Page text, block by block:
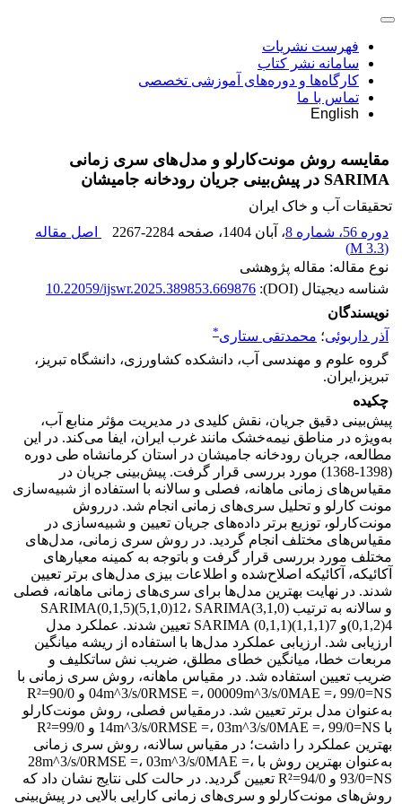
فهرست نشریات
سامانه نشر کتاب
کارگاه‌ها و دوره‌های آموزشی تخصصی
تماس با ما
English
مقایسه روش مونت‌کارلو و مدل‌های سری زمانی
SARIMA در پیش‌بینی جریان رودخانه جامیشان
تحقیقات آب و خاک ایران
دوره 56، شماره 8
، آبان 1404 ، صفحه 2267-2284
اصل مقاله
(
3.3 M
)
نوع مقاله: مقاله پژوهشی
شناسه دیجیتال (DOI):
10.22059/ijswr.2025.389853.669876
نویسندگان
آذر داربوئی؛ محمدتقی ستاری*
گروه علوم و مهندسی آب، دانشکده کشاورزی، دانشگاه تبریز،
تبریز،ایران.
چکیده
پیش‌بینی دقیق جریان، نقش کلیدی در مدیریت مؤثر منابع آب،
به‌ویژه در مناطق نیمه‌خشک مانند غرب ایران، ایفا می‌کند. در این
مطالعه، جریان رودخانه جامیشان در استان کرمانشاه طی دوره
(1398-1368) مورد بررسی قرار گرفت. پیش‌بینی جریان در
مقیاس‌های زمانی ماهانه، فصلی و سالانه با استفاده از شبیه‌سازی
مونت کارلو و تحلیل سری‌های زمانی انجام شد. درروش
مونت‌کارلو، توزیع برتر داده‌های جریان تعیین و شبیه‌سازی در
مقیاس‌های مختلف انجام گردید. در روش سری زمانی، مدل‌های
مختلف مورد بررسی قرار گرفت و باتوجه ‌به کمینه معیارهای
آکائیکه، آکائیکه اصلاح‌شده و اطلاعات بیزی مدل‌های برتر تعیین
شدند. در نهایت بهترین مدل‌ها برای سری‌های زمانی ماهانه، فصلی
و سالانه به ترتیب SARIMA(0,1,5)(5,1,0)12، SARIMA(3,1,0)
(0,1,2)4و 7(1,1,1)(0,1,1) SARIMA تعیین شدند. عملکرد مدل
ارزیابی شد. ارزیابی عملکرد مدل‌ها با استفاده از ریشه میانگین
مربعات خطا، میانگین خطای مطلق، ضریب نش ساتکلیف و
ضریب تعیین استفاده شد. در مقیاس ماهانه، روش سری زمانی با
04m^3/s/0RMSE =، 00009m^3/s/0MAE =، 99/0=NS و 90/0=R²
به‌عنوان مدل برتر تعیین شد. درمقیاس فصلی، روش مونت‌کارلو
با 14m^3/s/0RMSE =، 03m^3/s/0MAE =، 99/0=NS و 99/0=R²
بهترین عملکرد را داشت؛ در مقیاس سالانه، روش سری زمانی
به‌عنوان بهترین روش با 28m^3/s/0RMSE =، 03m^3/s/0MAE =،
93/0=NS و 94/0=R² تعیین گردید. در حالت کلی نتایج نشان داد که
روش‌های مونت‌کارلو و سری‌های زمانی کارایی بالایی در پیش‌بینی